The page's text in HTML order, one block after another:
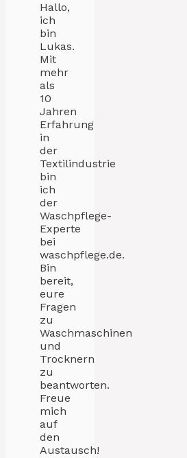
Hallo,
ich
bin
Lukas.
Mit
mehr
als
10
Jahren
Erfahrung
in
der
Textilindustrie
bin
ich
der
Waschpflege-
Experte
bei
waschpflege.de.
Bin
bereit,
eure
Fragen
zu
Waschmaschinen
und
Trocknern
zu
beantworten.
Freue
mich
auf
den
Austausch!